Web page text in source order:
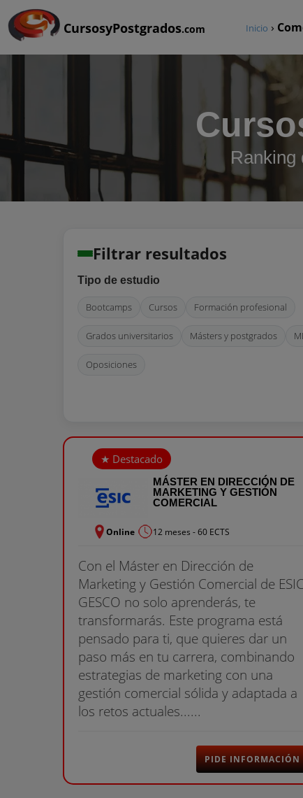
CursosyPostgrados.com Inicio ›
Ranking
Filtrar resultados
Tipo de estudio
Bootcamps Cursos Formación profesional
Grados universitarios Másters y postgrados
Oposiciones
MÁSTER EN DIRECCIÓN DE
MARKETING Y GESTIÓN
COMERCIAL
Online 12 meses - 60 ECTS
Con el Máster en Dirección de
Marketing y Gestión Comercial de ESIC
GESCO no solo aprenderás, te
transformarás. Este programa está
pensado para ti, que quieres dar un
paso más en tu carrera, combinando
estrategias de marketing con una
gestión comercial sólida y adaptada a
los retos actuales......
PIDE INFORMACIÓN